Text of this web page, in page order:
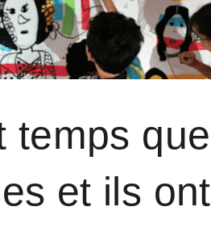
temps que
et ils ont